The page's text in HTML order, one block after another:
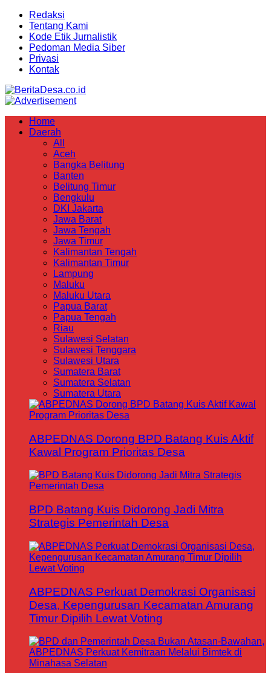
Redaksi
Tentang Kami
Kode Etik Jurnalistik
Pedoman Media Siber
Privasi
Kontak
Home
Daerah
All
Aceh
Bangka Belitung
Banten
Belitung Timur
Bengkulu
DKI Jakarta
Jawa Barat
Jawa Tengah
Jawa Timur
Kalimantan Tengah
Kalimantan Timur
Lampung
Maluku
Maluku Utara
Papua Barat
Papua Tengah
Riau
Sulawesi Selatan
Sulawesi Tenggara
Sulawesi Utara
Sumatera Barat
Sumatera Selatan
Sumatera Utara
ABPEDNAS Dorong BPD Batang Kuis Aktif
Kawal Program Prioritas Desa
BPD Batang Kuis Didorong Jadi Mitra
Strategis Pemerintah Desa
ABPEDNAS Perkuat Demokrasi Organisasi
Desa, Kepengurusan Kecamatan Amurang
Timur Dipilih Lewat Voting